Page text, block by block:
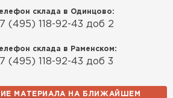
склада в Одинцово:
(495) 118-92-43 доб 2
склада в Раменском:
(495) 118-92-43 доб 3
МАТЕРИАЛА НА БЛИЖАЙШЕМ